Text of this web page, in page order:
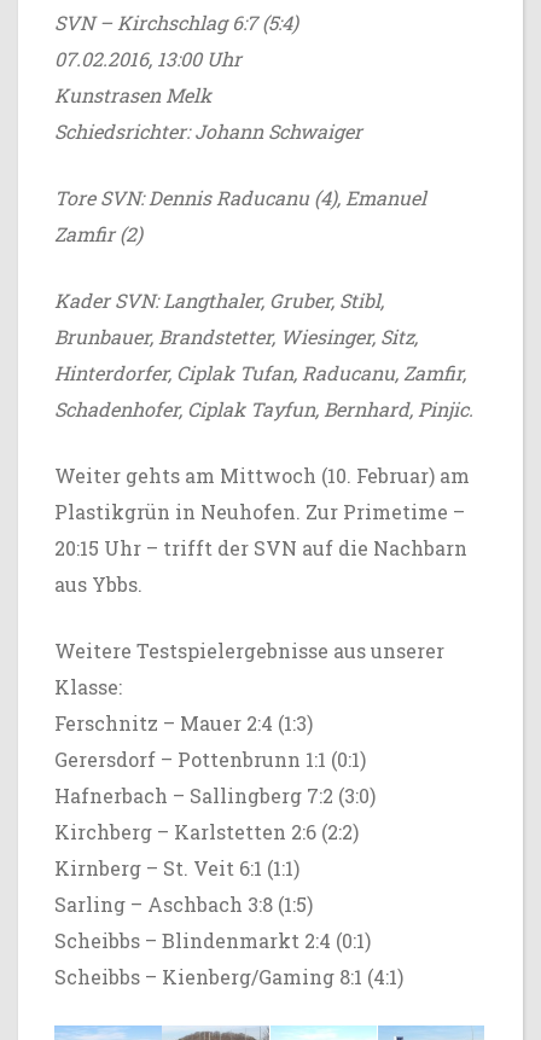
SVN – Kirchschlag 6:7 (5:4)
07.02.2016, 13:00 Uhr
Kunstrasen Melk
Schiedsrichter: Johann Schwaiger
Tore SVN: Dennis Raducanu (4), Emanuel
Zamfir (2)
Kader SVN: Langthaler, Gruber, Stibl,
Brunbauer, Brandstetter, Wiesinger, Sitz,
Hinterdorfer, Ciplak Tufan, Raducanu, Zamfir,
Schadenhofer, Ciplak Tayfun, Bernhard, Pinjic.
Weiter gehts am Mittwoch (10. Februar) am
Plastikgrün in Neuhofen. Zur Primetime –
20:15 Uhr – trifft der SVN auf die Nachbarn
aus Ybbs.
Weitere Testspielergebnisse aus unserer
Klasse:
Ferschnitz – Mauer 2:4 (1:3)
Gerersdorf – Pottenbrunn 1:1 (0:1)
Hafnerbach – Sallingberg 7:2 (3:0)
Kirchberg – Karlstetten 2:6 (2:2)
Kirnberg – St. Veit 6:1 (1:1)
Sarling – Aschbach 3:8 (1:5)
Scheibbs – Blindenmarkt 2:4 (0:1)
Scheibbs – Kienberg/Gaming 8:1 (4:1)